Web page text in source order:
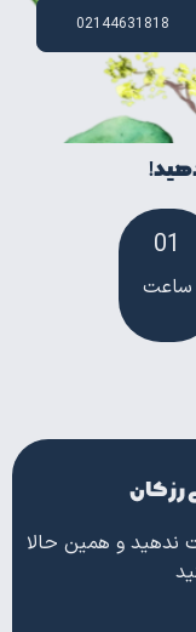
02144631818
01
ساعت‌
رزکان
ندهید و همین حالا